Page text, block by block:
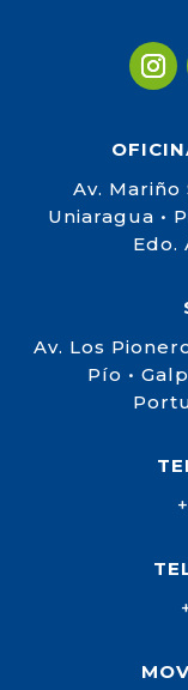
Av. Mariño
Uniaragua •
Edo.
Av. Los
Pío •